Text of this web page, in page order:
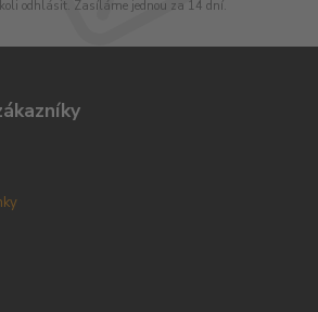
odhlásit. Zasíláme jednou za 14 dní.